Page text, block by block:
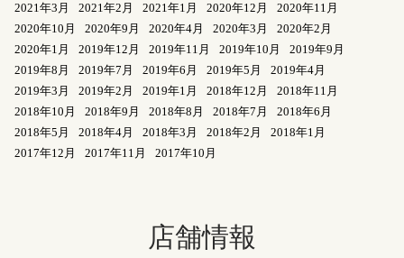
2021年3月
2021年2月 2021年1月 2020年12月
2020年11月
2020年10月
2020年9月 2020年4月 2020年3月
2020年2月
2020年1月
2019年12月 2019年11月 2019年10月
2019年9月
2019年8月
2019年7月 2019年6月 2019年5月
2019年4月
2019年3月
2019年2月 2019年1月 2018年12月
2018年11月
2018年10月
2018年9月 2018年8月 2018年7月
2018年6月
2018年5月
2018年4月 2018年3月 2018年2月
2018年1月
2017年12月
2017年11月 2017年10月
店舗情報